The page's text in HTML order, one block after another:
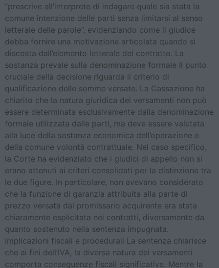
“prescrive all’interprete di indagare quale sia stata la
comune intenzione delle parti senza limitarsi al senso
letterale delle parole”, evidenziando come il giudice
debba fornire una motivazione articolata quando si
discosta dall’elemento letterale del contratto. La
sostanza prevale sulla denominazione formale Il punto
cruciale della decisione riguarda il criterio di
qualificazione delle somme versate. La Cassazione ha
chiarito che la natura giuridica dei versamenti non può
essere determinata esclusivamente dalla denominazione
formale utilizzata dalle parti, ma deve essere valutata
alla luce della sostanza economica dell’operazione e
della comune volontà contrattuale. Nel caso specifico,
la Corte ha evidenziato che i giudici di appello non si
erano attenuti ai criteri consolidati per la distinzione tra
le due figure. In particolare, non avevano considerato
che la funzione di garanzia attribuita alla parte di
prezzo versata dal promissario acquirente era stata
chiaramente esplicitata nei contratti, diversamente da
quanto sostenuto nella sentenza impugnata.
Implicazioni fiscali e procedurali La sentenza chiarisce
che ai fini dell’IVA, la diversa natura dei versamenti
comporta conseguenze fiscali significative. Mentre la